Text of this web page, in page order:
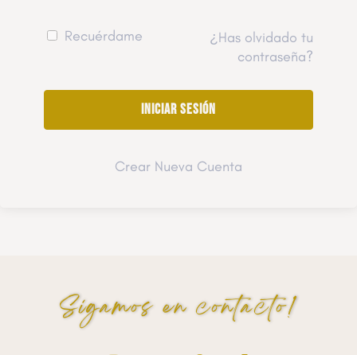
Recuérdame
¿Has olvidado tu
contraseña?
Crear Nueva Cuenta
Sigamos en contacto!